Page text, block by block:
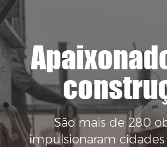
São mais de 280
impulsionaram cidades